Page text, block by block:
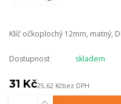
Klíč očkoplochý 12mm, matný,
Dostupnost skladem
31 Kč25,62 Kčbez DPH